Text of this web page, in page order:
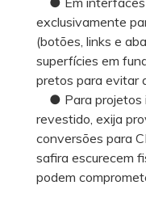
exclusivamente
(botões, links e
superfícies em
pretos para evitar
● Para projetos
revestido, exija
conversões para
safira escurecem
podem